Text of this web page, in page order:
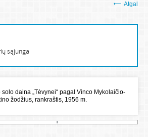
Atgal
sąjunga